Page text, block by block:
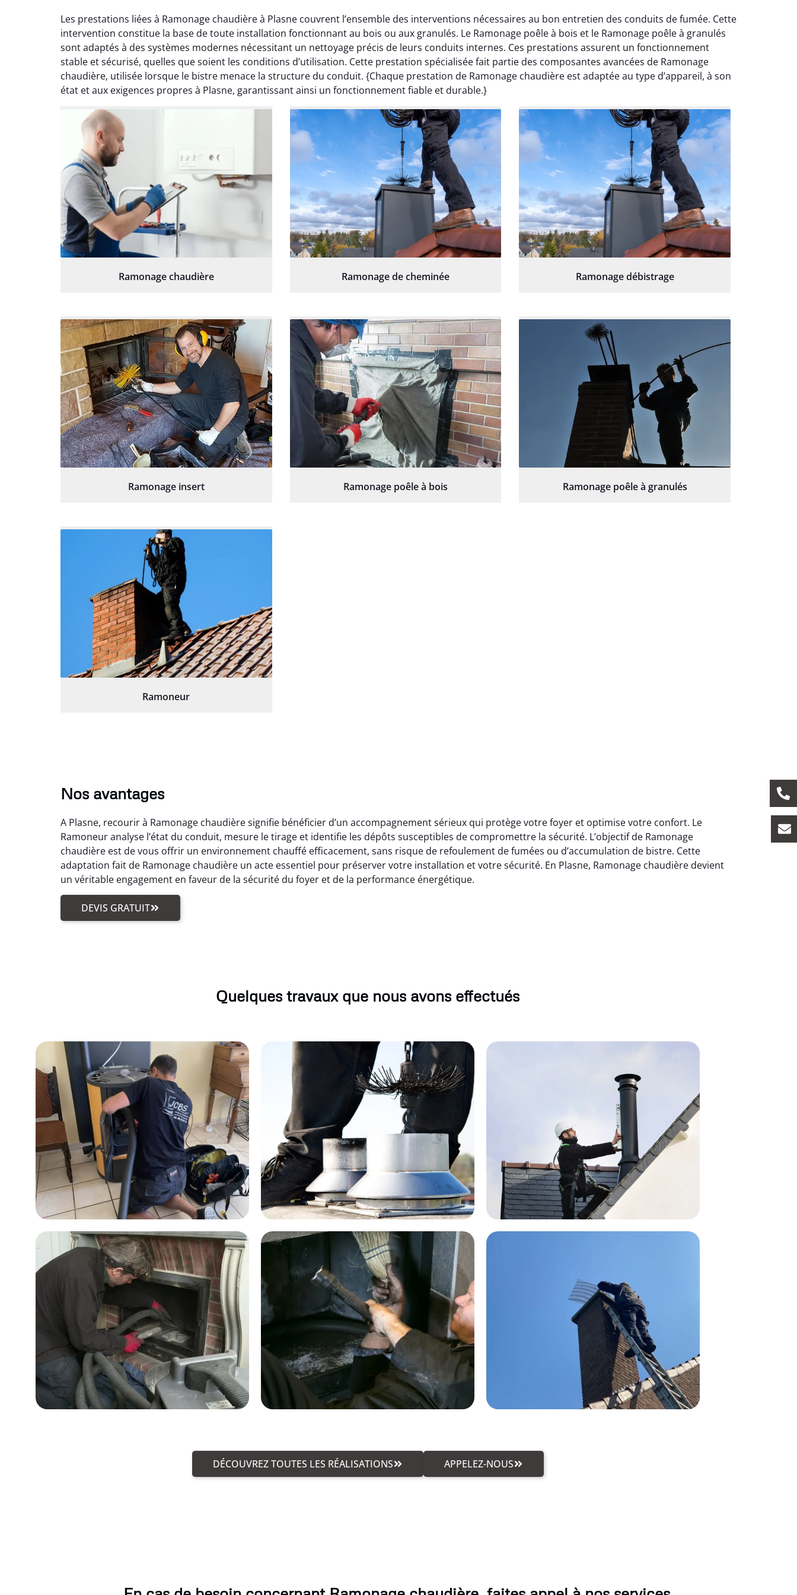
Les prestations liées à Ramonage chaudière à Plasne couvrent l’ensemble des interventions nécessaires au bon entretien des conduits de fumée. Cette
intervention constitue la base de toute installation fonctionnant au bois ou aux granulés. Le Ramonage poêle à bois et le Ramonage poêle à granulés
sont adaptés à des systèmes modernes nécessitant un nettoyage précis de leurs conduits internes. Ces prestations assurent un fonctionnement
stable et sécurisé, quelles que soient les conditions d’utilisation. Cette prestation spécialisée fait partie des composantes avancées de Ramonage
chaudière, utilisée lorsque le bistre menace la structure du conduit. {Chaque prestation de Ramonage chaudière est adaptée au type d’appareil, à son
état et aux exigences propres à Plasne, garantissant ainsi un fonctionnement fiable et durable.}
Ramonage chaudière Ramonage de cheminée Ramonage débistrage
Ramonage insert Ramonage poêle à bois Ramonage poêle à granulés
Ramoneur
Nos avantages
A Plasne, recourir à Ramonage chaudière signifie bénéficier d’un accompagnement sérieux qui protège votre foyer et optimise votre confort. Le
Ramoneur analyse l’état du conduit, mesure le tirage et identifie les dépôts susceptibles de compromettre la sécurité. L’objectif de Ramonage
chaudière est de vous offrir un environnement chauffé efficacement, sans risque de refoulement de fumées ou d’accumulation de bistre. Cette
adaptation fait de Ramonage chaudière un acte essentiel pour préserver votre installation et votre sécurité. En Plasne, Ramonage chaudière devient
un véritable engagement en faveur de la sécurité du foyer et de la performance énergétique.
DEVIS GRATUIT
Quelques travaux que nous avons effectués
DÉCOUVREZ TOUTES LES RÉALISATIONS APPELEZ-NOUS